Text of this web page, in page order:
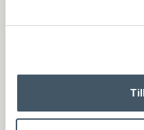
Phone: +45 75893395 -
Phone: +45 75893395 -
info@interiorshop.dk